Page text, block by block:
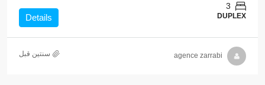
3
DUPLEX
Details
agence zarrabi ‏سنتين قبل